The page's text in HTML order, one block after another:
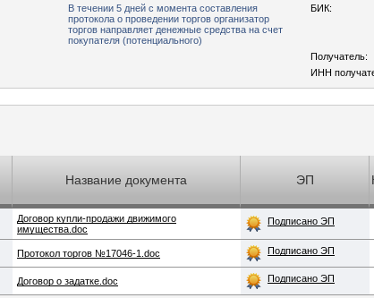
В течении 5 дней с момента составления
протокола о проведении торгов организатор
торгов направляет денежные средства на счет
покупателя (потенциального)
БИК:
Получатель:
ИНН
Название документа ЭП
Договор купли-продажи движимого
имущества.doc
Подписано ЭП
Протокол торгов №17046-1.doc Подписано ЭП
Договор о задатке.doc Подписано ЭП